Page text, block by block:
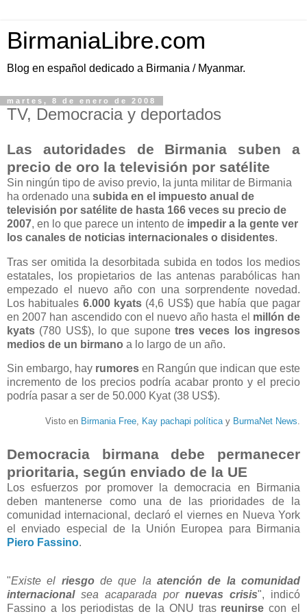
BirmaniaLibre.com
Blog en español dedicado a Birmania / Myanmar.
martes, 8 de enero de 2008
TV, Democracia y deportados
Las autoridades de Birmania suben a
precio de oro la televisión por satélite
Sin ningún tipo de aviso previo, la junta militar de Birmania
ha ordenado una subida en el impuesto anual de
televisión por satélite de hasta 166 veces su precio de
2007, en lo que parece un intento de impedir a la gente ver
los canales de noticias internacionales o disidentes.
Tras ser omitida la desorbitada subida en todos los medios
estatales, los propietarios de las antenas parabólicas han
empezado el nuevo año con una sorprendente novedad.
Los habituales 6.000 kyats (4,6 US$) que había que pagar
en 2007 han ascendido con el nuevo año hasta el millón de
kyats (780 US$), lo que supone tres veces los ingresos
medios de un birmano a lo largo de un año.
Sin embargo, hay rumores en Rangún que indican que este
incremento de los precios podría acabar pronto y el precio
podría pasar a ser de 50.000 Kyat (38 US$).
Visto en Birmania Free, Kay pachapi políticay BurmaNet News.
Democracia birmana debe permanecer
prioritaria, según enviado de la UE
Los esfuerzos por promover la democracia en Birmania
deben mantenerse como una de las prioridades de la
comunidad internacional, declaró el viernes en Nueva York
el enviado especial de la Unión Europea para Birmania
Piero Fassino.
"Existe el riesgode que laatención de la comunidad
internacionalsea acaparada por nuevas crisis", indicó
Fassino a los periodistas de la ONU tras reunirse con el